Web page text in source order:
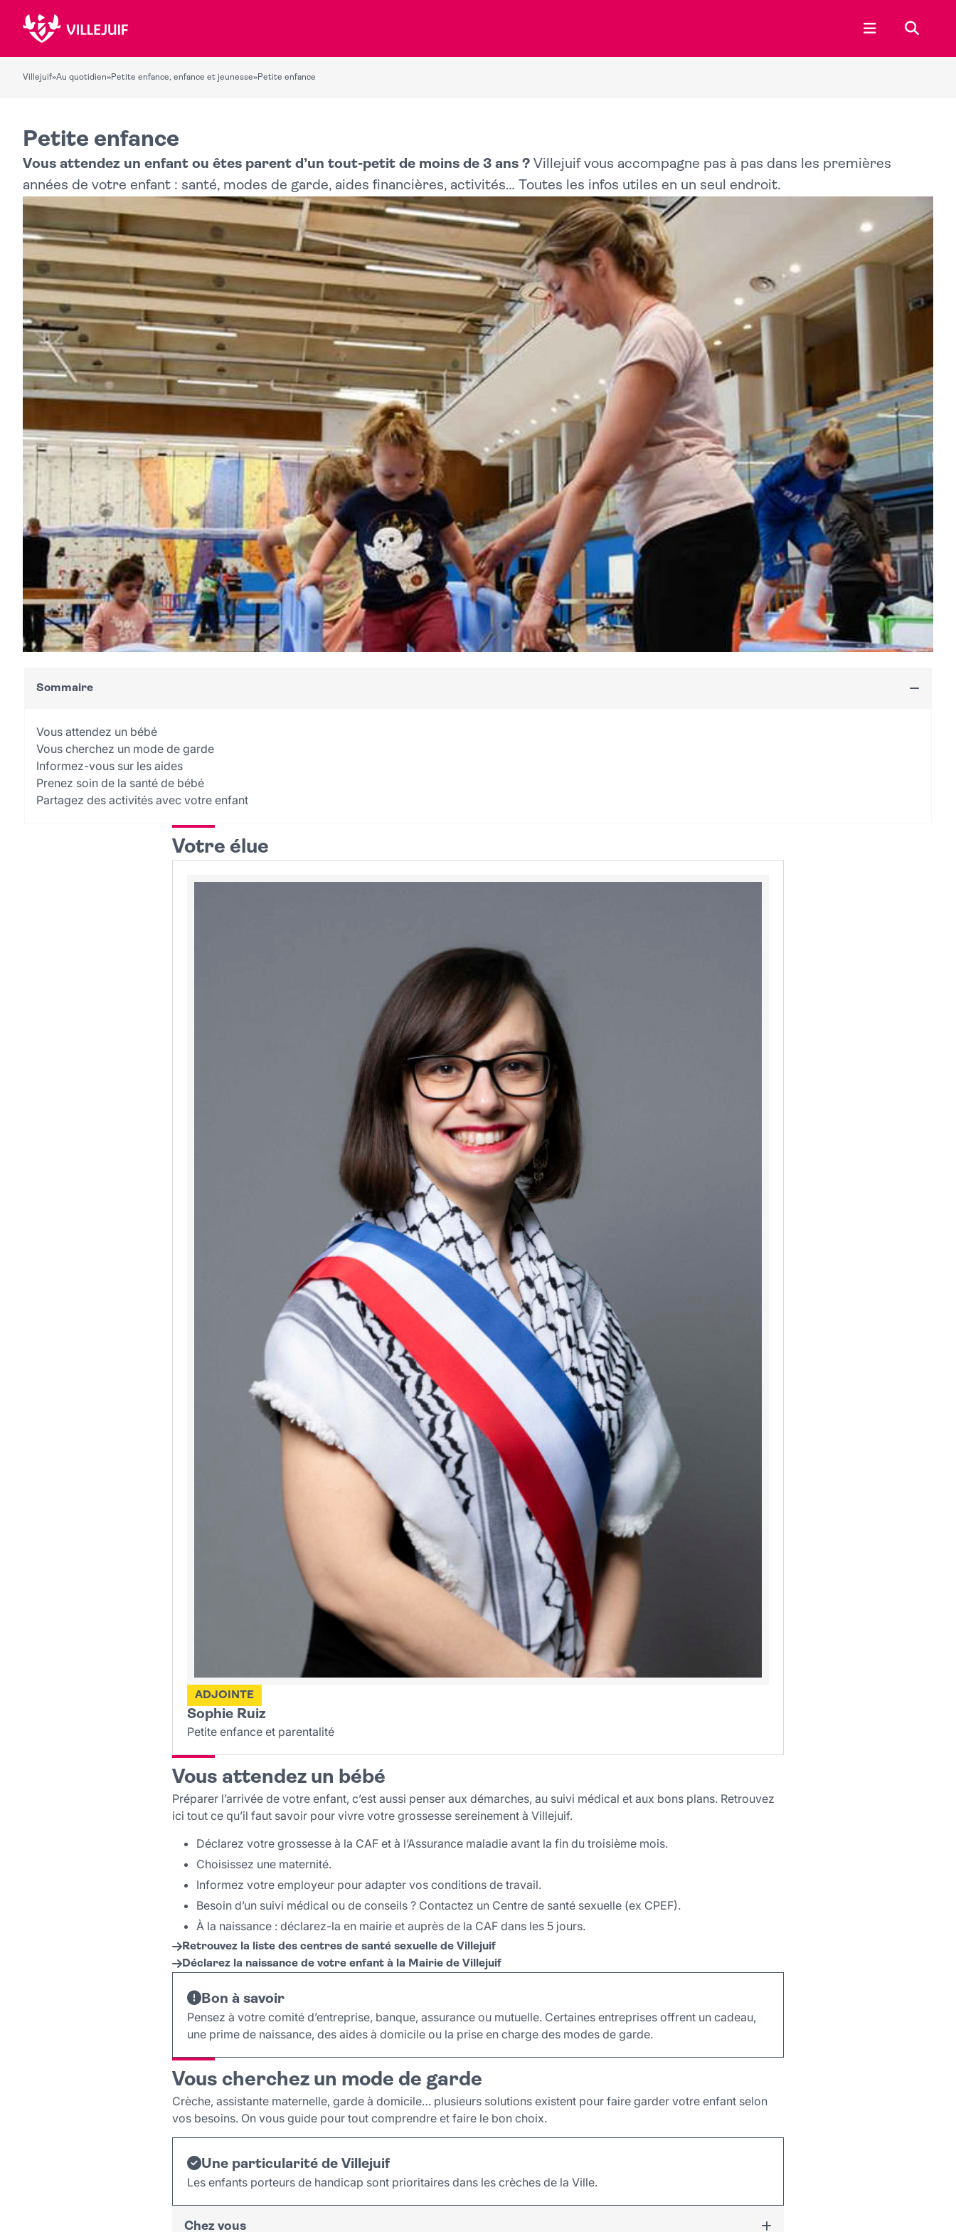
Ouvrir le menu
Villejuif»Au quotidien»Petite enfance, enfance et jeunesse»Petite enfance
Petite enfance
Vous attendez un enfant ou êtes parent d’un tout-petit de moins de 3 ans ? Villejuif vous accompagne pas à pas dans les premières
années de votre enfant : santé, modes de garde, aides financières, activités… Toutes les infos utiles en un seul endroit.
Sommaire
Vous attendez un bébé
Vous cherchez un mode de garde
Informez-vous sur les aides
Prenez soin de la santé de bébé
Partagez des activités avec votre enfant
Votre élue
Sophie Ruiz
ADJOINTE
Petite enfance et parentalité
Vous attendez un bébé
Préparer l’arrivée de votre enfant, c’est aussi penser aux démarches, au suivi médical et aux bons plans. Retrouvez
ici tout ce qu’il faut savoir pour vivre votre grossesse sereinement à Villejuif.
Déclarez votre grossesse à la CAF et à l’Assurance maladie avant la fin du troisième mois.
Choisissez une maternité.
Informez votre employeur pour adapter vos conditions de travail.
Besoin d’un suivi médical ou de conseils ? Contactez un Centre de santé sexuelle (ex CPEF).
À la naissance : déclarez-la en mairie et auprès de la CAF dans les 5 jours.
Retrouvez la liste des centres de santé sexuelle de Villejuif
Déclarez la naissance de votre enfant à la Mairie de Villejuif
Bon à savoir
Pensez à votre comité d’entreprise, banque, assurance ou mutuelle. Certaines entreprises offrent un cadeau,
une prime de naissance, des aides à domicile ou la prise en charge des modes de garde.
Vous cherchez un mode de garde
Crèche, assistante maternelle, garde à domicile… plusieurs solutions existent pour faire garder votre enfant selon
vos besoins. On vous guide pour tout comprendre et faire le bon choix.
Une particularité de Villejuif
Les enfants porteurs de handicap sont prioritaires dans les crèches de la Ville.
Chez vous